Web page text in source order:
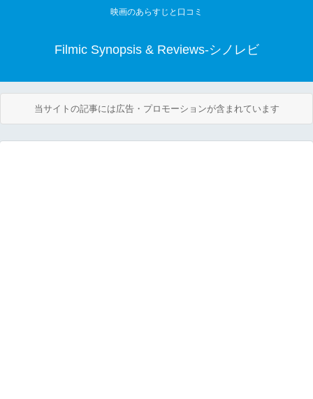
映画のあらすじと口コミ
Filmic Synopsis & Reviews-シノレビ
当サイトの記事には広告・プロモーションが含まれています